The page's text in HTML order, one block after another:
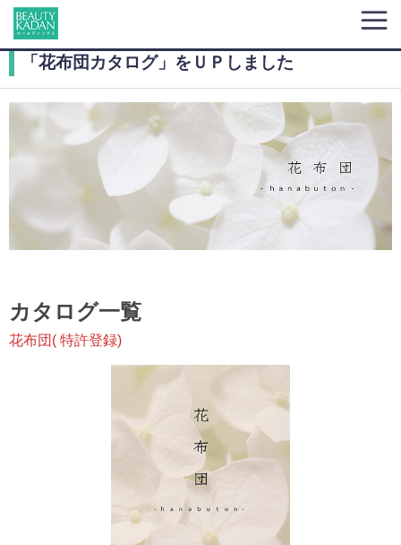
「花布団カタログ」をＵＰしました
カタログ一覧
花布団( 特許登録)